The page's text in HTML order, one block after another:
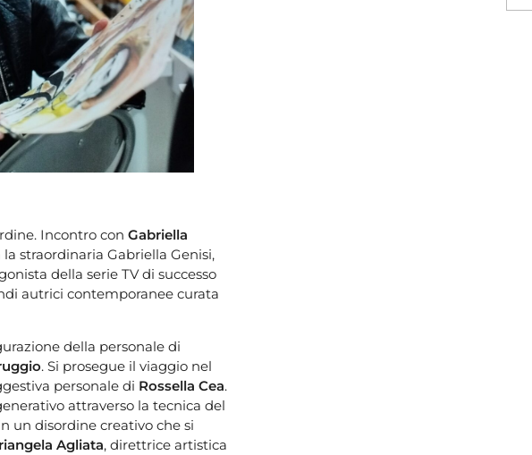
Incontro con Gabriella
straordinaria Gabriella Genisi,
della serie TV di successo
autrici contemporanee curata
della personale di
. Si prosegue il viaggio nel
personale di Rossella Cea.
attraverso la tecnica del
un disordine creativo che si
Agliata, direttrice artistica